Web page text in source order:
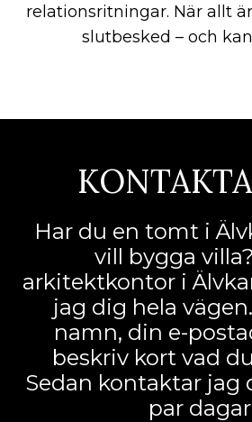
relationsritningar. När allt
slutbesked – och
Har du en tomt i
vill bygga
arkitektkontor i
jag dig hela
namn, din e-
beskriv kort vad
Sedan kontaktar
par